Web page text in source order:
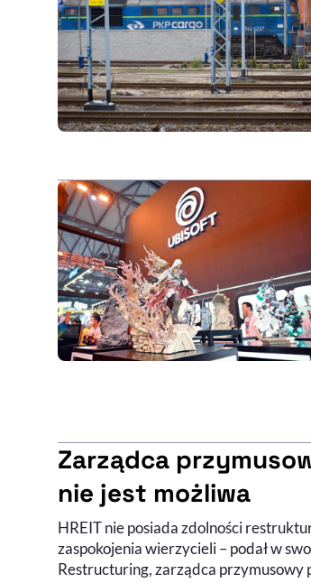
Zarządca
nie jest możliwa
HREIT nie posiada zdolności
zaspokojenia wierzycieli – podał w
Restructuring, zarządca przymusowy